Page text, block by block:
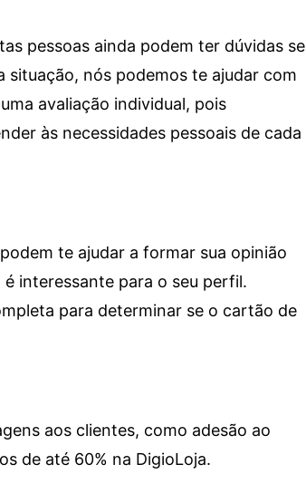
pessoas ainda podem ter dúvidas se
situação, nós podemos te ajudar com
avaliação individual, pois
às necessidades pessoais de cada
te ajudar a formar sua opinião
interessante para o seu perfil.
para determinar se o cartão de
aos clientes, como adesão ao
de até 60% na DigioLoja.